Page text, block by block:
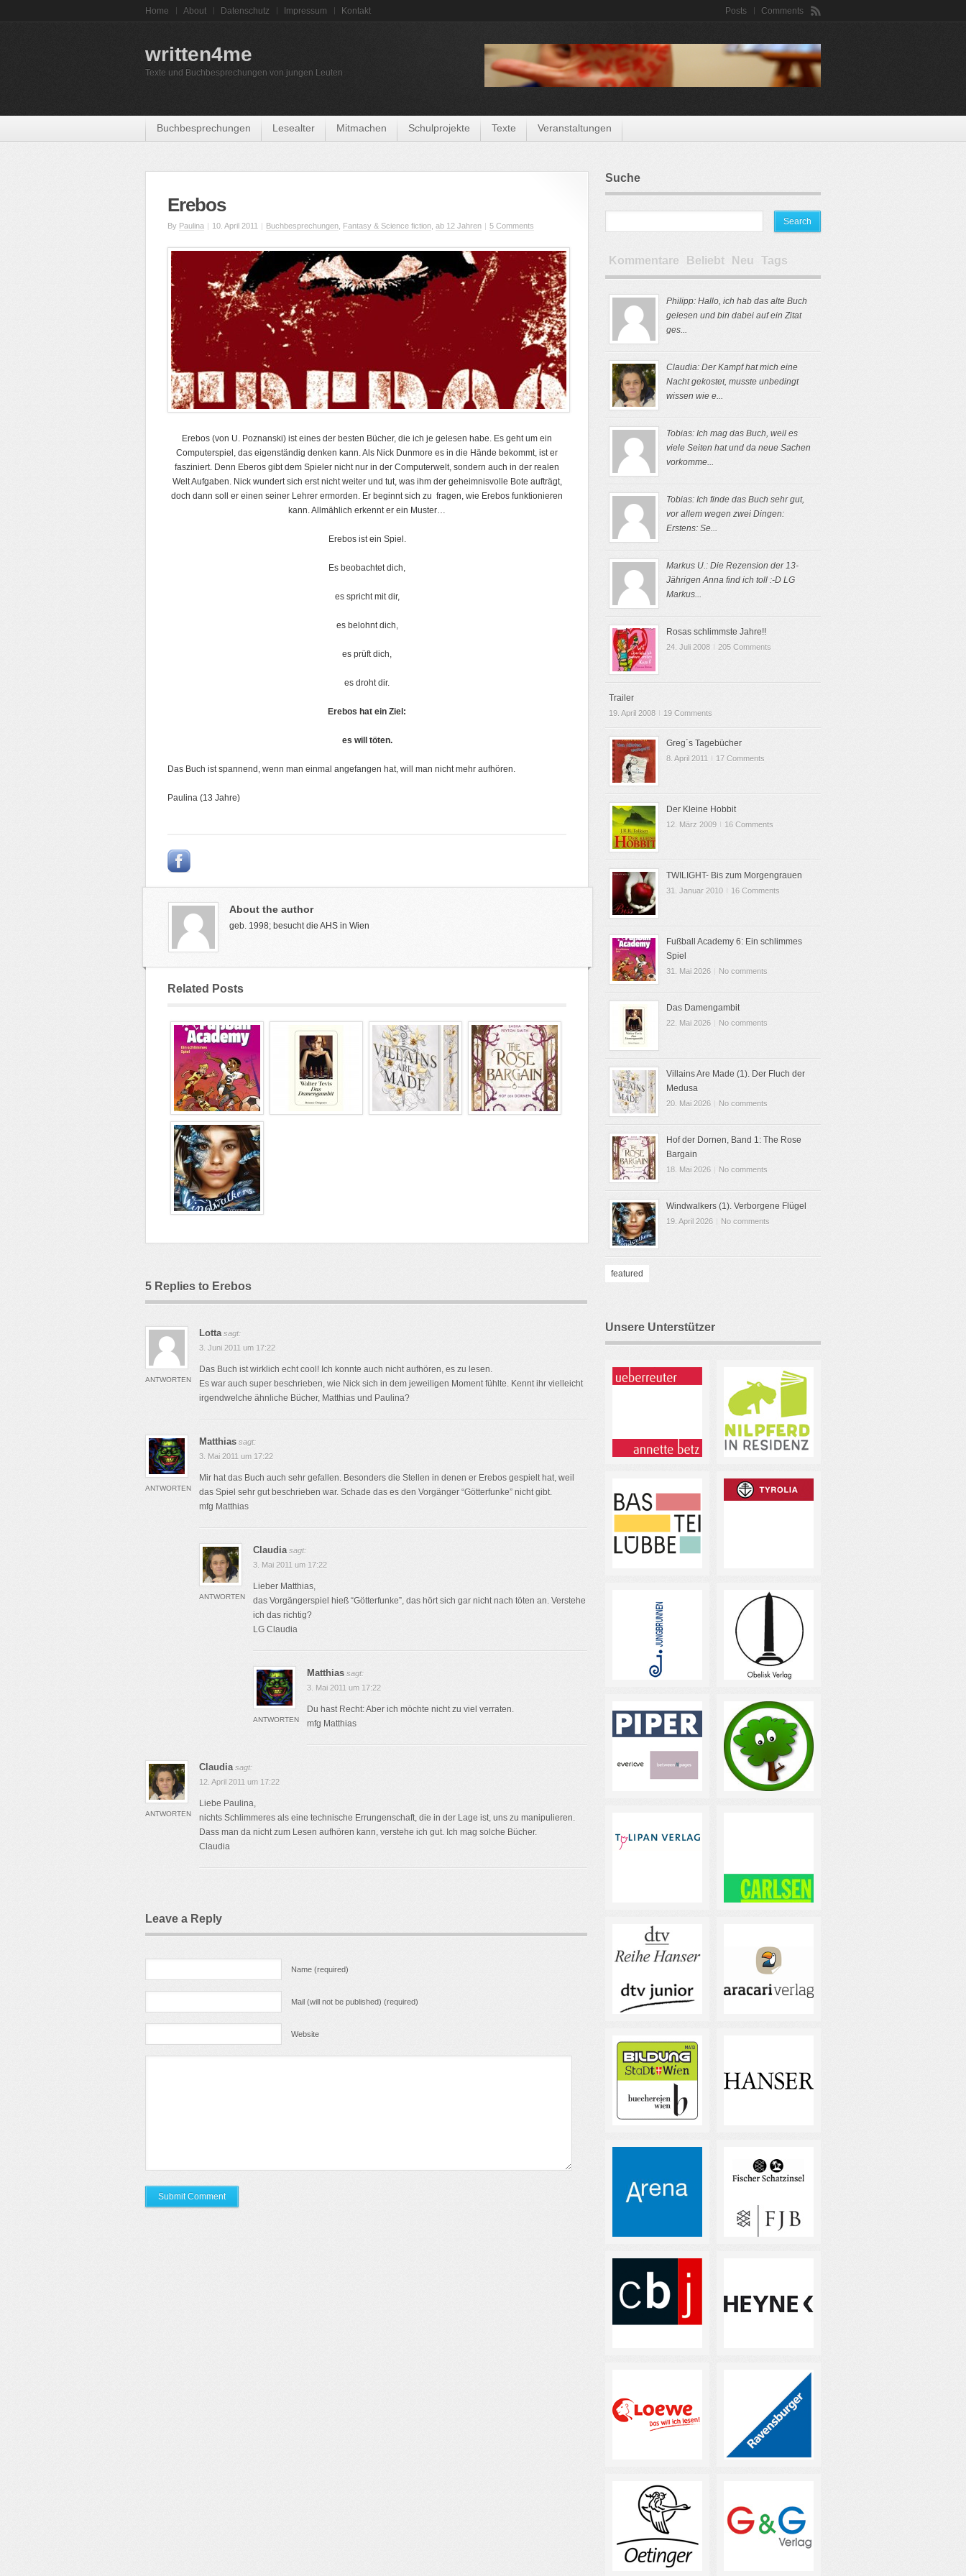
Home About Datenschutz Impressum Kontakt Comments
Posts
written4me
Texte und Buchbesprechungen von jungen Leuten
Buchbesprechungen Lesealter Mitmachen Schulprojekte Texte Veranstaltungen
Erebos
By Paulina | 10. April 2011 | Buchbesprechungen Fantasy & Science fiction ab 12 Jahren | 5 Comments
Erebos (von U. Poznanski) ist eines der besten Bücher, die ich je gelesen habe. Es geht um ein
Computerspiel, das eigenständig denken kann. Als Nick Dunmore es in die Hände bekommt, ist er
fasziniert. Denn Eberos gibt dem Spieler nicht nur in der Computerwelt, sondern auch in der realen
Welt Aufgaben. Nick wundert sich erst nicht weiter und tut, was ihm der geheimnisvolle Bote aufträgt,
doch dann soll er einen seiner Lehrer ermorden. Er beginnt sich zu fragen, wie Erebos funktionieren
kann. Allmählich erkennt er ein Muster…
Erebos ist ein Spiel.
Es beobachtet dich,
es spricht mit dir,
es belohnt dich,
es prüft dich,
es droht dir.
Erebos hat ein Ziel:
es will töten.
Das Buch ist spannend, wenn man einmal angefangen hat, will man nicht mehr aufhören.
Paulina (13 Jahre)
About the author
geb. 1998; besucht die AHS in Wien
Related Posts
5 Replies to Erebos
Lotta sagt:
3. Juni 2011 um 17:22
Das Buch ist wirklich echt cool! Ich konnte auch nicht aufhören, es zu lesen.
Es war auch super beschrieben, wie Nick sich in dem jeweiligen Moment fühlte. Kennt ihr vielleicht
irgendwelche ähnliche Bücher, Matthias und Paulina?
ANTWORTEN
Matthias sagt:
3. Mai 2011 um 17:22
Mir hat das Buch auch sehr gefallen. Besonders die Stellen in denen er Erebos gespielt hat, weil
das Spiel sehr gut beschrieben war. Schade das es den Vorgänger “Götterfunke” nicht gibt.
mfg Matthias
ANTWORTEN
Claudia sagt:
3. Mai 2011 um 17:22
Lieber Matthias,
das Vorgängerspiel hieß “Götterfunke”, das hört sich gar nicht nach töten an. Verstehe
ich das richtig?
LG Claudia
ANTWORTEN
Matthias sagt:
3. Mai 2011 um 17:22
Du hast Recht: Aber ich möchte nicht zu viel verraten.
mfg Matthias
ANTWORTEN
Claudia sagt:
12. April 2011 um 17:22
Liebe Paulina,
nichts Schlimmeres als eine technische Errungenschaft, die in der Lage ist, uns zu manipulieren.
Dass man da nicht zum Lesen aufhören kann, verstehe ich gut. Ich mag solche Bücher.
Claudia
ANTWORTEN
Leave a Reply
Name (required)
Mail (will not be published) (required)
Website
Suche
Kommentare Beliebt Neu Tags
Philipp: Hallo, ich hab das alte Buch
gelesen und bin dabei auf ein Zitat
ges...
Claudia: Der Kampf hat mich eine
Nacht gekostet, musste unbedingt
wissen wie e...
Tobias: Ich mag das Buch, weil es
viele Seiten hat und da neue Sachen
vorkomme...
Tobias: Ich finde das Buch sehr gut,
vor allem wegen zwei Dingen:
Erstens: Se...
Markus U.: Die Rezension der 13-
Jährigen Anna find ich toll :-D LG
Markus...
Rosas schlimmste Jahre!!
24. Juli 2008 I 205 Comments
Trailer
19. April 2008 I 19 Comments
Greg´s Tagebücher
8. April 2011 I 17 Comments
Der Kleine Hobbit
12. März 2009 I 16 Comments
TWILIGHT- Bis zum Morgengrauen
31. Januar 2010 I 16 Comments
Fußball Academy 6: Ein schlimmes
Spiel
31. Mai 2026 | No comments
Das Damengambit
22. Mai 2026 No comments
Villains Are Made (1). Der Fluch der
Medusa
20. Mai 2026 | No comments
Hof der Dornen, Band 1: The Rose
Bargain
18. Mai 2026 | No comments
Windwalkers (1). Verborgene Flügel
19. April 2026 | No comments
featured
Unsere Unterstützer